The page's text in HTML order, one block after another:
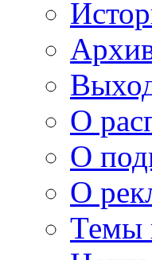
О
О
О
Темы